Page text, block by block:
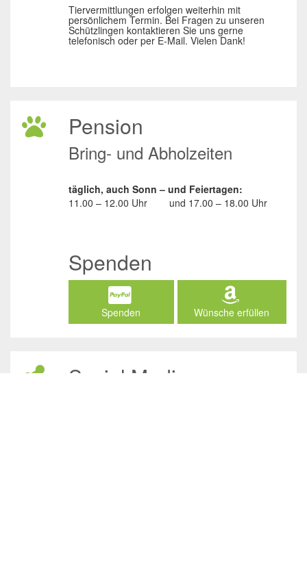
Tiervermittlungen erfolgen weiterhin mit
persönlichem Termin. Bei Fragen zu unseren
Schützlingen kontaktieren Sie uns gerne
telefonisch oder per E-Mail. Vielen Dank!
Pension
Bring- und Abholzeiten
täglich, auch Sonn – und Feiertagen:
11.00 – 12.00 Uhr
und 17.00 – 18.00 Uhr
Spenden
Spenden Wünsche erfüllen
Social Media